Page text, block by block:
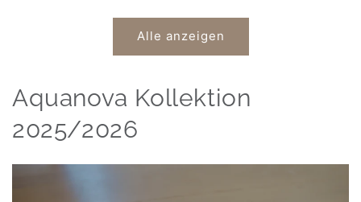
Alle anzeigen
Aquanova Kollektion
2025/2026